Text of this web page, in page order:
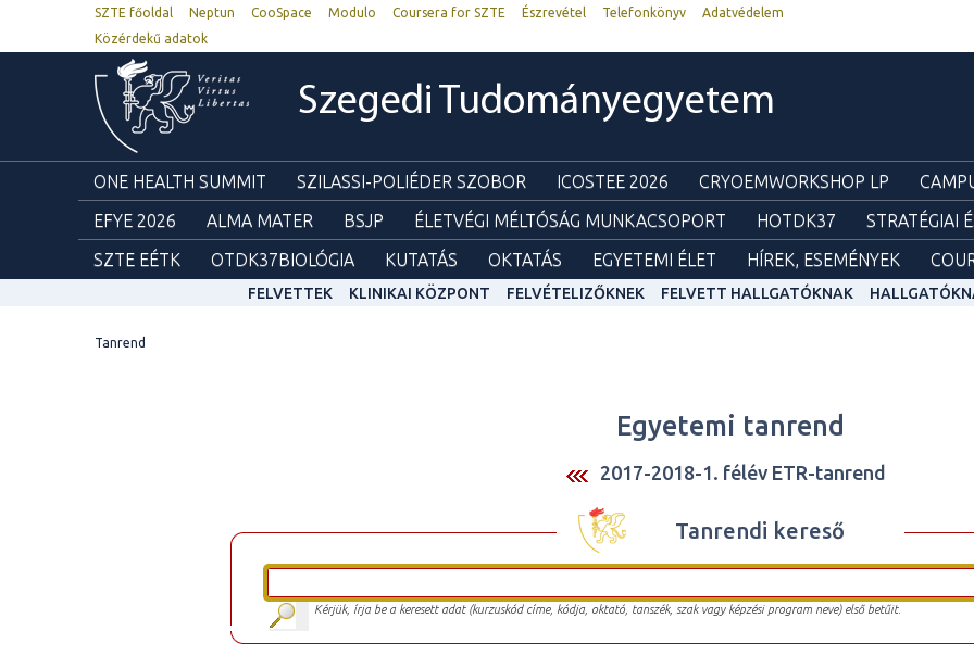
SZTE főoldal Neptun CooSpace Modulo Coursera for SZTE Észrevétel Telefonkönyv
Adatvédelem
Közérdekű adatok
Szegedi Tudományegyetem
ONE HEALTH SUMMIT SZILASSI-POLIÉDER SZOBOR ICOSTEE 2026 CRYOEMWORKSHOP LP
EFYE 2026
ALMA MATER BSJP ÉLETVÉGI MÉLTÓSÁG MUNKACSOPORT HOTDK37 STRATÉGIAI
SZTE EÉTK
OTDK37BIOLÓGIA KUTATÁS OKTATÁS EGYETEMI ÉLET HÍREK, ESEMÉNYEK
FELVETTEK KLINIKAI KÖZPONT FELVÉTELIZŐKNEK FELVETT HALLGATÓKNAK
Tanrend
Egyetemi tanrend
2017-2018-1. félév ETR-tanrend
Tanrendi kereső
Kérjük, írja be a keresett adat (kurzuskód címe, kódja, oktató, tanszék, szak vagy képzési program neve) első betűit.